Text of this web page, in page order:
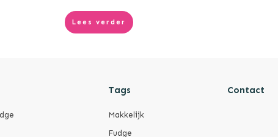
Lees verder
Tags
Makkelijk
Fudge
Contact